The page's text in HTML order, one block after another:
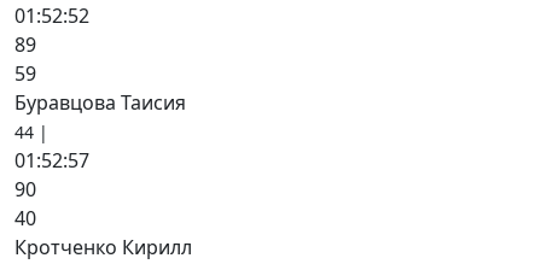
01:52:52
89
59
Буравцова Таисия
44 |
01:52:57
90
40
Кротченко Кирилл